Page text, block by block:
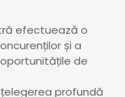
efectuează o
și a
de
profundă